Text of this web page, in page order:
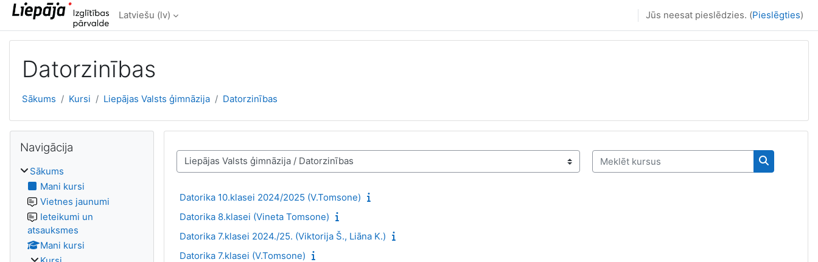
Atvērt galveno saturu
Latviešu ‎(lv)‎ Jūs neesat pieslēdzies. (Pieslēgties)
Datorzinības
Sākums Kursi Liepājas Valsts ģimnāzija Datorzinības
Kursu kategorijas
Meklēt kursus
Meklēt
Datorika 10.klasei 2024/2025 (V.Tomsone)
Datorika 8.klasei (Vineta Tomsone)
Datorika 7.klasei 2024./25. (Viktorija Š., Liāna K.)
Datorika 7.klasei (V.Tomsone)
Navigācija
Sākums
Mani kursi
Vietnes jaunumi
Ieteikumi un
atsauksmes
Mani kursi